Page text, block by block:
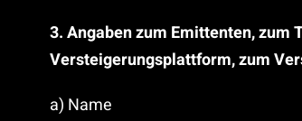
3. Angaben zum Emittenten,
Versteigerungsplattform, zum
a) Name